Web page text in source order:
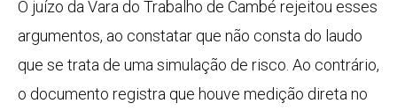
O juízo da Vara do Trabalho de Cambé rejeitou esses
argumentos, ao constatar que não consta do laudo
que se trata de uma simulação de risco. Ao contrário,
o documento registra que houve medição direta no